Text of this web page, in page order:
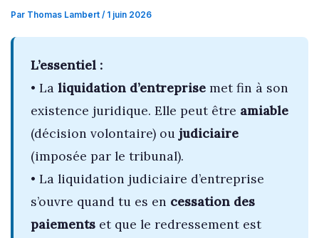
Par Thomas Lambert / 1 juin 2026
L’essentiel :
• La liquidation d’entreprisemet fin à son
existence juridique. Elle peut être amiable
(décision volontaire) ou judiciaire
(imposée par le tribunal).
• La liquidation judiciaire d’entreprise
s’ouvre quand tu es en cessation des
paiementset que le redressement est